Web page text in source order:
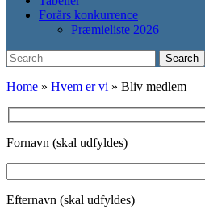
Forårs konkurrence
Præmieliste 2026
Search
for:
Search
Home » Hvem er vi » Bliv medlem
Fornavn (skal udfyldes)
Efternavn (skal udfyldes)